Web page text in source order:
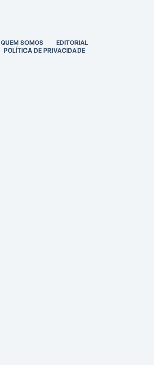
QUEM SOMOS
EDITORIAL
POLÍTICA DE PRIVACIDADE